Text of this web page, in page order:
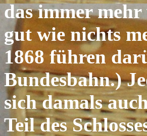
das immer
gut wie nichts
1868 führen
Bundesbahn.)
sich damals
Teil des